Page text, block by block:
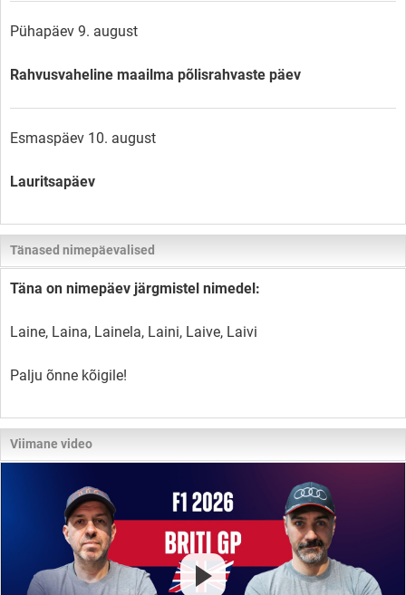
Pühapäev 9. august
Rahvusvaheline maailma põlisrahvaste päev
Esmaspäev 10. august
Lauritsapäev
Tänased nimepäevalised
Täna on nimepäev järgmistel nimedel:
Laine, Laina, Lainela, Laini, Laive, Laivi
Palju õnne kõigile!
Viimane video